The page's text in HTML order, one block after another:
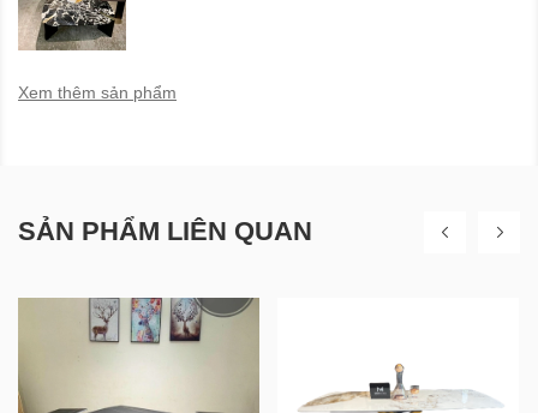
Xem thêm sản phẩm
SẢN PHẨM LIÊN QUAN